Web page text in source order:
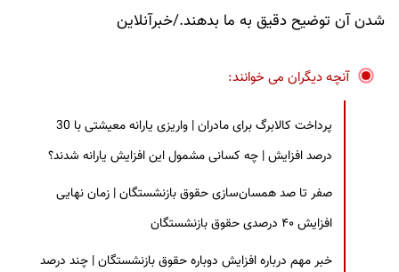
شدن آن توضیح دقیق به ما بدهند./خبرآنلاین
آنچه دیگران می خوانند:
پرداخت کالابرگ برای مادران | واریزی یارانه معیشتی با 30
درصد افزایش | چه کسانی مشمول این افزایش یارانه شدند؟
صفر تا صد همسان‌سازی حقوق بازنشستگان | زمان نهایی
افزایش ۴۰ درصدی حقوق بازنشستگان
خبر مهم درباره افزایش دوباره حقوق بازنشستگان | چند درصد